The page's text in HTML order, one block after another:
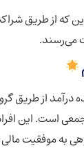
که از طریق
می‌رسند.
از طریق
است. این
به موفقیت